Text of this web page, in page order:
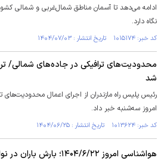
ادامه می‌دهد تا آسمان مناطق شمال‌غربی و شمالی کشور
نگاه دارد.
کد خبر: ۱۰۱۵۱۷۴ تاریخ انتشار : ۱۴۰۴/۰۷/۰۳
محدودیت‌های ترافیکی در جاده‌های شمالی/
شد
رئیس پلیس راه مازندران از اجرای اعمال محدودیت‌های
امروز سه‌شنبه خبر داد.
کد خبر: ۱۰۱۳۶۲۴ تاریخ انتشار : ۱۴۰۴/۰۶/۲۵
هواشناسی امروز ۱۴۰۴/۶/۲۲؛ بارش باران در نوار شمالی کشور